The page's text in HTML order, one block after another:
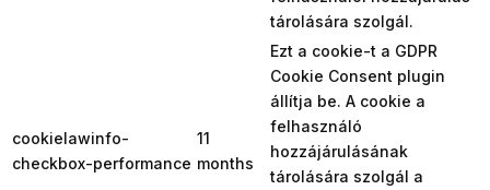
tárolására szolgál.
cookielawinfo-
checkbox-performance
11
months
Ezt a cookie-t a GDPR
Cookie Consent plugin
állítja be. A cookie a
felhasználó
hozzájárulásának
tárolására szolgál a